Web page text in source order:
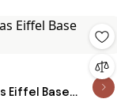
Eiffel Base